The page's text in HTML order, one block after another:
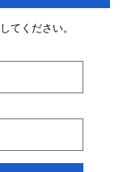
てください。